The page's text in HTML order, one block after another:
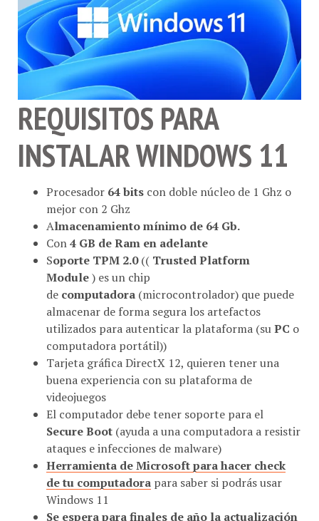
REQUISITOS PARA
INSTALAR WINDOWS 11
mejor con 2 Ghz
Almacenamiento mínimo de 64 Gb.
Con4 GB de Ram en adelante
Soporte TPM 2.0((Trusted Platform
Module) es un chip
decomputadora(microcontrolador) que puede
almacenar de forma segura los artefactos
utilizados para autenticar la plataforma (su
computadora portátil))
Tarjeta gráfica DirectX 12, quieren tener una
buena experiencia con su plataforma de
videojuegos
El computador debe tener soporte para el
Secure Boot(ayuda a una computadora a resistir
ataques e infecciones de malware)
Herramienta de Microsoft para hacer check
de tu computadora para saber si podrás usar
Windows 11
Se espera para finales de año la actualización
oficial y con descarga gratis